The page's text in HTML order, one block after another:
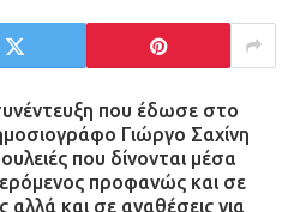
για τους
κατά του 20χρονου
22:59
που έδωσε στο
Γιώργο Σαχίνη
που δίνονται μέσα
προφανώς και σε
και σε αναθέσεις για